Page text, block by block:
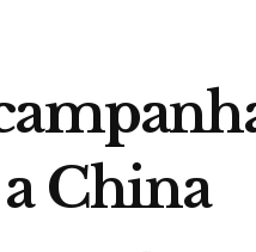
China